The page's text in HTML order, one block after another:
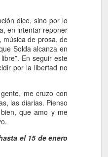
dice, sino por lo
en intentar reponer
música de prosa, de
Solda alcanza en
En seguir este
por la libertad no
me cruzo con
las diarias. Pienso
que amo y me
el 15 de enero